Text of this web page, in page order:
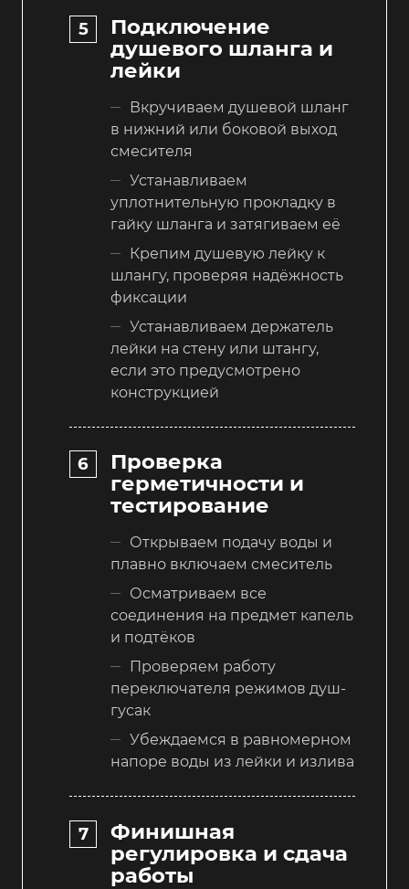
Подключение
душевого шланга и
лейки
Вкручиваем душевой шланг
в нижний или боковой выход
смесителя
Устанавливаем
уплотнительную прокладку в
гайку шланга и затягиваем её
Крепим душевую лейку к
шлангу, проверяя надёжность
фиксации
Устанавливаем держатель
лейки на стену или штангу,
если это предусмотрено
конструкцией
Проверка
герметичности и
тестирование
Открываем подачу воды и
плавно включаем смеситель
Осматриваем все
соединения на предмет капель
и подтёков
Проверяем работу
переключателя режимов душ-
гусак
Убеждаемся в равномерном
напоре воды из лейки и излива
Финишная
регулировка и сдача
работы